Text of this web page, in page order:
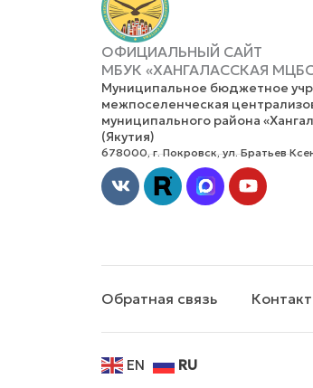
ОФИЦИАЛЬНЫЙ САЙТ
МБУК «ХАНГАЛАССКАЯ
Муниципальное бюджетное
межпоселенческая
муниципального района
(Якутия)
678000, г. Покровск, ул. Братьев
Vk Youtube
Обратная связь
EN RU